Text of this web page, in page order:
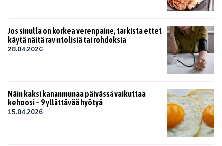
Jos sinulla on korkea verenpaine, tarkista ettet
käytä näitä ravintolisiä tai rohdoksia
28.04.2026
Näin kaksi kananmunaa päivässä vaikuttaa
kehoosi – 9 yllättävää hyötyä
15.04.2026